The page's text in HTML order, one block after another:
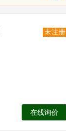
未注册
在线询价